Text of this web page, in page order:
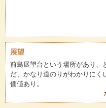
展望
前島展望台という場所があり、
だ、かなり道のりがわかりにく
価値あり。